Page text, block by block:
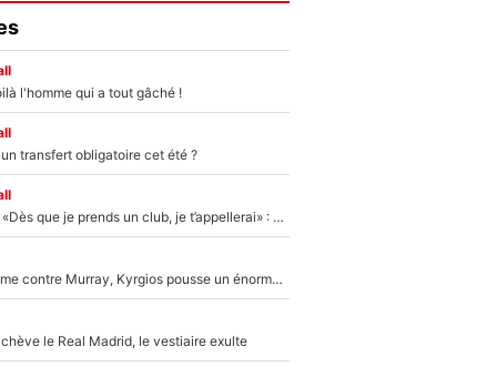
l'homme qui a tout gâché !
transfert obligatoire cet été ?
Mercato - OM - «Dès que je prends un club, je t’appellerai» : La promesse de Marcelino au moment de claquer la porte
Victime de racisme contre Murray, Kyrgios pousse un énorme coup de gueule !
le Real Madrid, le vestiaire exulte